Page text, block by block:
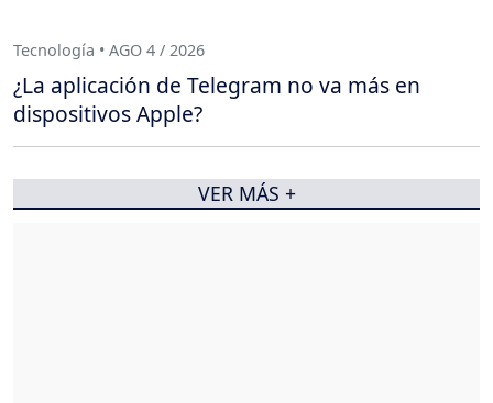
Tecnología • AGO 4 / 2026
¿La aplicación de Telegram no va más en
dispositivos Apple?
VER MÁS +